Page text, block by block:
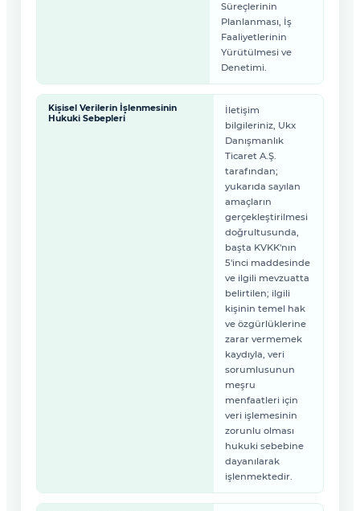
Süreçlerinin
Planlanması, İş
Faaliyetlerinin
Yürütülmesi ve
Denetimi.
Kişisel Verilerin İşlenmesinin
Hukuki Sebepleri
İletişim
bilgileriniz, Ukx
Danışmanlık
Ticaret A.Ş.
tarafından;
yukarıda sayılan
amaçların
gerçekleştirilmesi
doğrultusunda,
başta KVKK'nın
5'inci maddesinde
ve ilgili mevzuatta
belirtilen; ilgili
kişinin temel hak
ve özgürlüklerine
zarar vermemek
kaydıyla, veri
sorumlusunun
meşru
menfaatleri için
veri işlemesinin
zorunlu olması
hukuki sebebine
dayanılarak
işlenmektedir.